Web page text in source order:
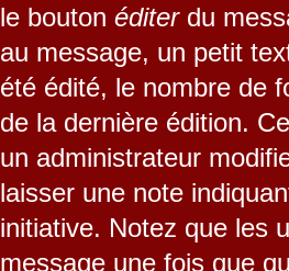
le bouton éditerdu
au message, un petit
été édité, le nombre de
de la dernière édition.
un administrateur
laisser une note
initiative. Notez que les
message une fois que